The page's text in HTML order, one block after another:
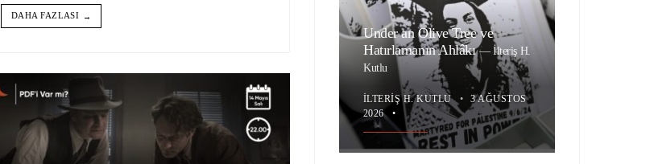
DAHA FAZLASI →
Under an Olive Tree ve
Hatırlamanın Ahlâkı—İlteriş H.
Kutlu
İLTERIŞ H. KUTLU •
3 AĞUSTOS
2026
•